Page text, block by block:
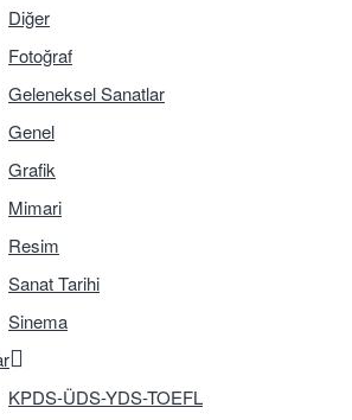
Diğer
Fotoğraf
Geleneksel Sanatlar
Genel
Grafik
Mimari
Resim
Sanat Tarihi
Sinema
KPDS-ÜDS-YDS-TOEFL